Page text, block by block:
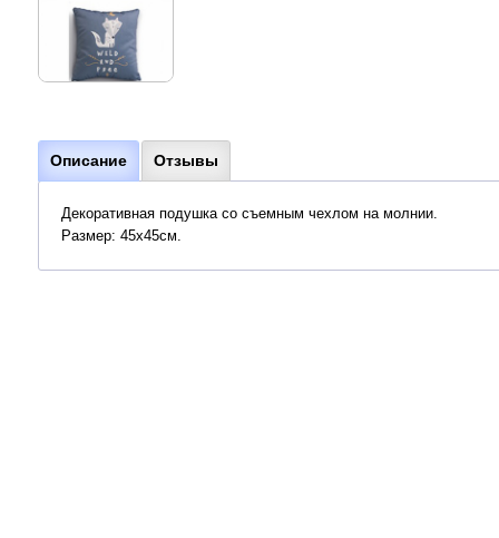
Описание Отзывы
Декоративная подушка со съемным чехлом на молнии.
Размер: 45х45см.